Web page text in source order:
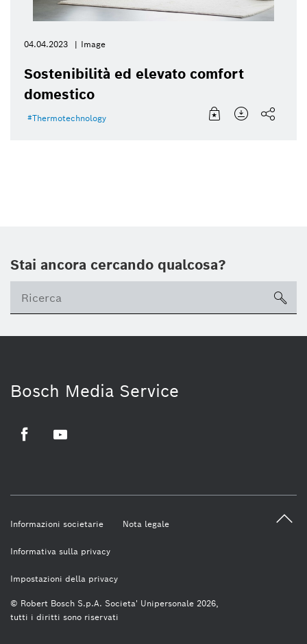
04.04.2023 Image
Sostenibilità ed elevato comfort
domestico
Thermotechnology
Stai ancora cercando qualcosa?
Bosch Media Service
© Robert Bosch S.p.A. Societa' Unipersonale 2026,
tutti i diritti sono riservati
Informazioni societarie Nota legale
Informativa sulla privacy
Impostazioni della privacy